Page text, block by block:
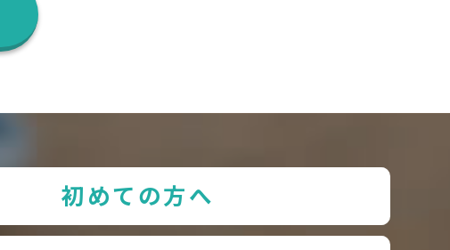
初めての方へ